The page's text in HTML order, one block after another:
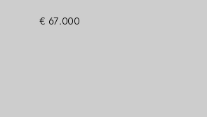
€ 67.000